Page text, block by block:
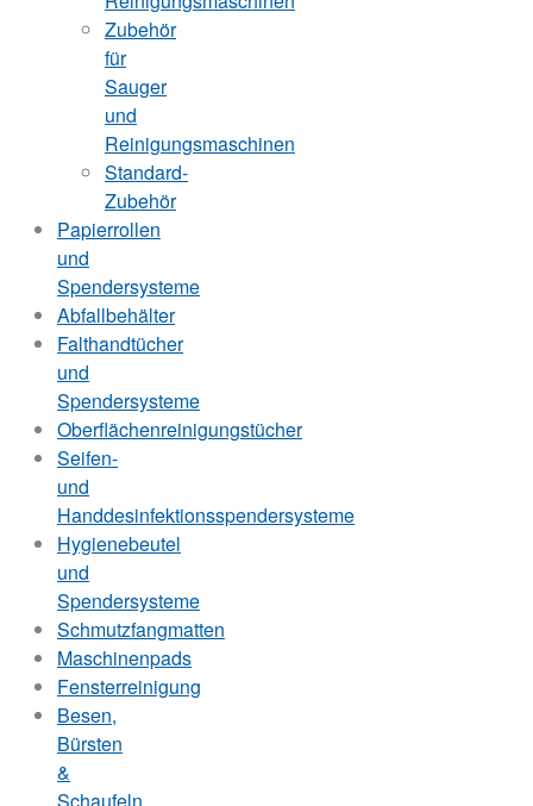
Zubehör
für
Sauger
und
Reinigungsmaschinen
Standard-
Zubehör
Papierrollen
und
Spendersysteme
Abfallbehälter
Falthandtücher
und
Spendersysteme
Oberflächenreinigungstücher
Seifen-
und
Handdesinfektionsspendersysteme
Hygienebeutel
und
Spendersysteme
Schmutzfangmatten
Maschinenpads
Fensterreinigung
Besen,
Bürsten
&